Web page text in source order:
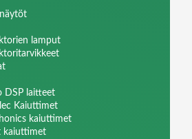
lamput
DSP laitteet
Kaiuttimet
kaiuttimet
kaiuttimet